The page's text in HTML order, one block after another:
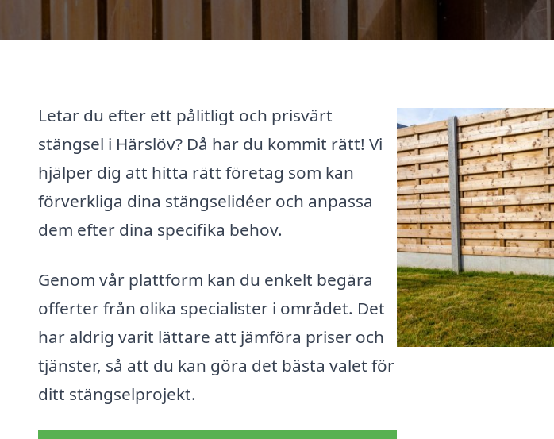
Letar du efter ett pålitligt och prisvärt
stängsel i Härslöv? Då har du kommit rätt! Vi
hjälper dig att hitta rätt företag som kan
förverkliga dina stängselidéer och anpassa
dem efter dina specifika behov.
Genom vår plattform kan du enkelt begära
offerter från olika specialister i området. Det
har aldrig varit lättare att jämföra priser och
tjänster, så att du kan göra det bästa valet för
ditt stängselprojekt.